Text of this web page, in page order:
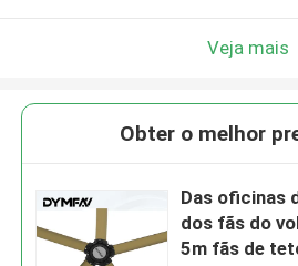
Veja mais
Obter o melhor
Das oficinas
dos fãs do
5m fãs de